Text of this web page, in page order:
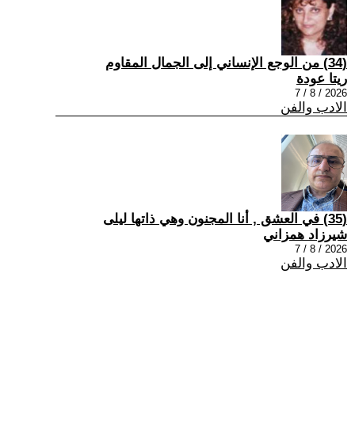
(34) من الوجع الإنساني إلى الجمال المقاوم
ريتا عودة
2026 / 8 / 7
الادب والفن
(35) في العشق , أنا المجنون وهي ذاتها ليلى
شيرزاد همزاني
2026 / 8 / 7
الادب والفن